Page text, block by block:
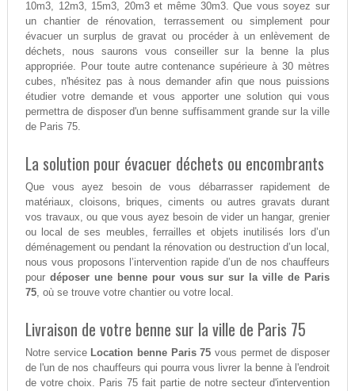
10m3, 12m3, 15m3, 20m3 et même 30m3. Que vous soyez sur
un chantier de rénovation, terrassement ou simplement pour
évacuer un surplus de gravat ou procéder à un enlèvement de
déchets, nous saurons vous conseiller sur la benne la plus
appropriée. Pour toute autre contenance supérieure à 30 mètres
cubes, n'hésitez pas à nous demander afin que nous puissions
étudier votre demande et vous apporter une solution qui vous
permettra de disposer d'un benne suffisamment grande sur la ville
de Paris 75.
La solution pour évacuer déchets ou encombrants
Que vous ayez besoin de vous débarrasser rapidement de
matériaux, cloisons, briques, ciments ou autres gravats durant
vos travaux, ou que vous ayez besoin de vider un hangar, grenier
ou local de ses meubles, ferrailles et objets inutilisés lors d’un
déménagement ou pendant la rénovation ou destruction d’un local,
nous vous proposons l’intervention rapide d’un de nos chauffeurs
pour déposer une benne pour vous sur sur la ville de Paris
75, où se trouve votre chantier ou votre local.
Livraison de votre benne sur la ville de Paris 75
Notre service Location benne Paris 75 vous permet de disposer
de l'un de nos chauffeurs qui pourra vous livrer la benne à l'endroit
de votre choix. Paris 75 fait partie de notre secteur d'intervention